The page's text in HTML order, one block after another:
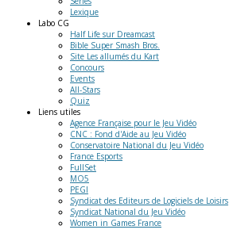
Lexique
Labo CG
Half Life sur Dreamcast
Bible Super Smash Bros.
Site Les allumés du Kart
Concours
Events
All-Stars
Quiz
Liens utiles
Agence Française pour le Jeu Vidéo
CNC : Fond d'Aide au Jeu Vidéo
Conservatoire National du Jeu Vidéo
France Esports
FullSet
MO5
PEGI
Syndicat des Editeurs de Logiciels de Loisirs
Syndicat National du Jeu Vidéo
Women in Games France